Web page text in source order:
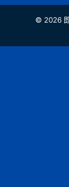
© 2026